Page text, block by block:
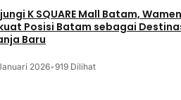
K SQUARE Mall Batam,
Posisi Batam sebagai
Baru
2026•919 Dilihat